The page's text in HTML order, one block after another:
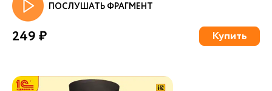
ПОСЛУШАТЬ ФРАГМЕНТ
249 ₽ Купить